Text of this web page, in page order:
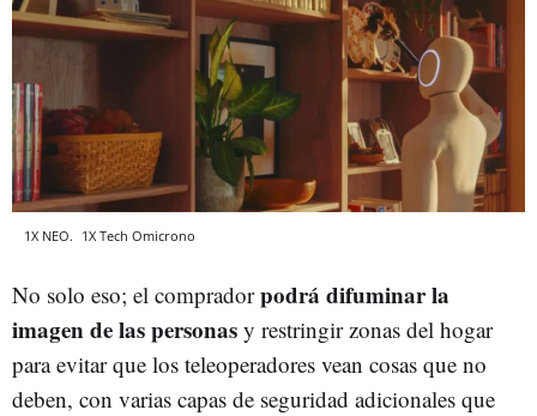
1X NEO. 1X Tech Omicrono
No solo eso; el compradorpodrá difuminar la
imagen de las personas y restringir zonas del hogar
para evitar que los teleoperadores vean cosas que no
deben, con varias capas de seguridad adicionales que